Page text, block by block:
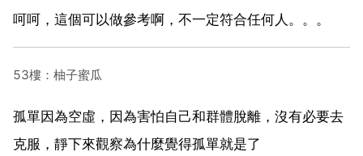
呵呵，這個可以做參考啊，不一定符合任何人。。。
53樓：柚子蜜瓜
孤單因為空虛，因為害怕自己和群體脫離，沒有必要去
克服，靜下來觀察為什麼覺得孤單就是了